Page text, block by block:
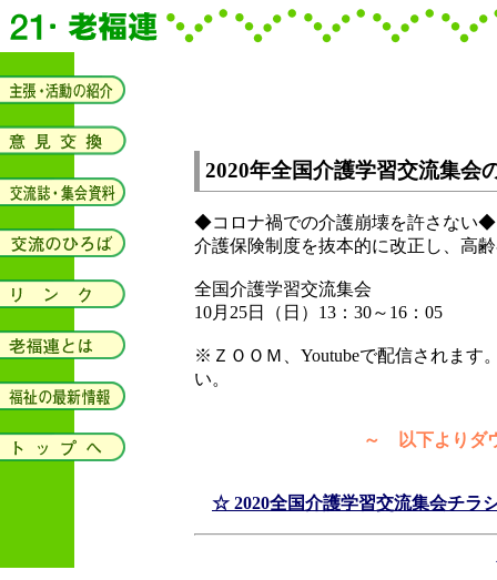
2020年全国介護学習交流集会
◆コロナ禍での介護崩壊を許さない◆
介護保険制度を抜本的に改正し、高
全国介護学習交流集会
10月25日（日）13：30～16：05
※ＺＯＯＭ、Youtubeで配信されます
い。
～ 以下よりダ
☆ 2020全国介護学習交流集会チラ